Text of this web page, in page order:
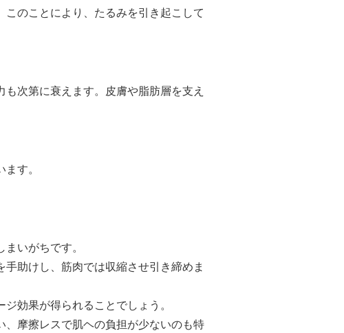
のことにより、たるみを引き起こして
次第に衰えます。皮膚や脂肪層を支え
す。
いがちです。
助けし、筋肉では収縮させ引き締めま
効果が得られることでしょう。
、摩擦レスで肌ヘの負担が少ないのも特